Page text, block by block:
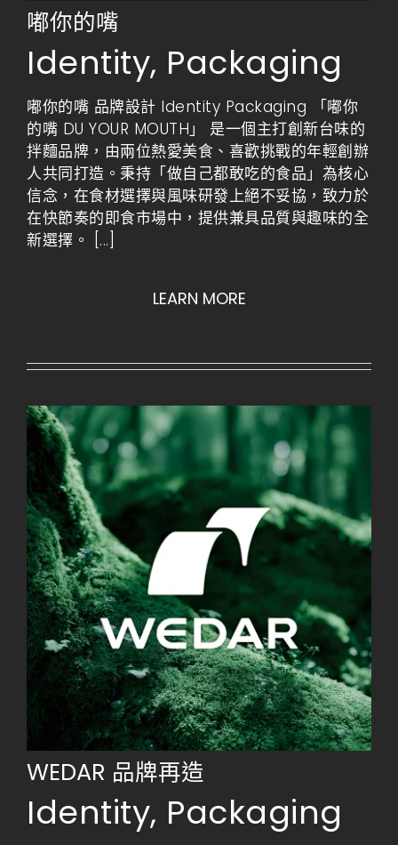
嘟你的嘴
Identity, Packaging
嘟你的嘴 品牌設計 Identity Packaging 「嘟你
的嘴 DU YOUR MOUTH」 是一個主打創新台味的
拌麵品牌，由兩位熱愛美食、喜歡挑戰的年輕創辦
人共同打造。秉持「做自己都敢吃的食品」為核心
信念，在食材選擇與風味研發上絕不妥協，致力於
在快節奏的即食市場中，提供兼具品質與趣味的全
新選擇。
[...]
LEARN MORE
WEDAR 品牌再造
Identity, Packaging